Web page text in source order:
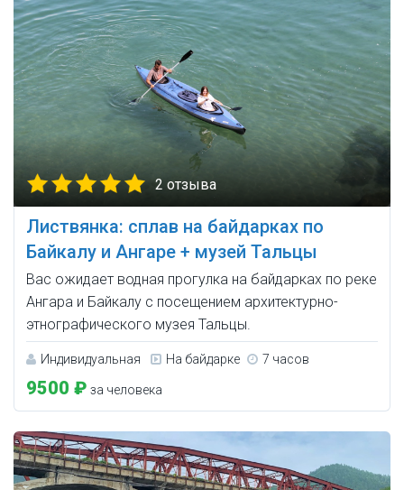
2 отзыва
Листвянка: сплав на байдарках по
Байкалу и Ангаре + музей Тальцы
Вас ожидает водная прогулка на байдарках по реке
Ангара и Байкалу с посещением архитектурно-
этнографического музея Тальцы.
Индивидуальная На байдарке 7 часов
9500 ₽ за человека